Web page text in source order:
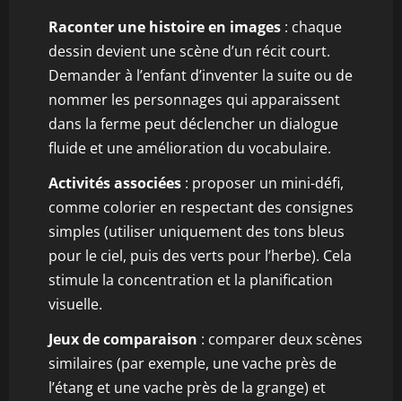
Raconter une histoire en images : chaque
dessin devient une scène d’un récit court.
Demander à l’enfant d’inventer la suite ou de
nommer les personnages qui apparaissent
dans la ferme peut déclencher un dialogue
fluide et une amélioration du vocabulaire.
Activités associées : proposer un mini-défi,
comme colorier en respectant des consignes
simples (utiliser uniquement des tons bleus
pour le ciel, puis des verts pour l’herbe). Cela
stimule la concentration et la planification
visuelle.
Jeux de comparaison : comparer deux scènes
similaires (par exemple, une vache près de
l’étang et une vache près de la grange) et